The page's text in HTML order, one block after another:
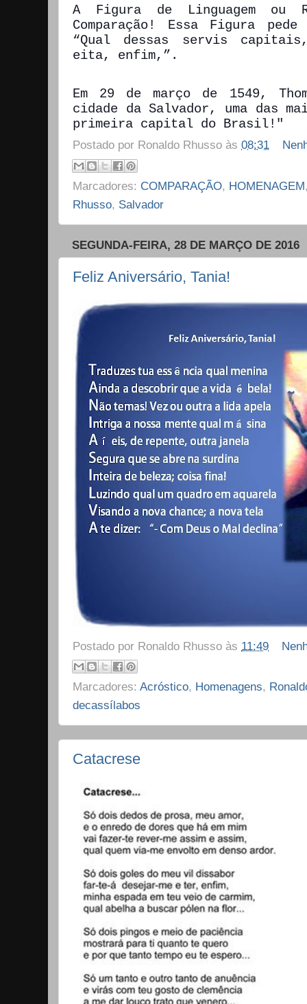
A Figura de Linguagem ou
Comparação! Essa Figura
“Qual dessas servis
eita, enfim,”.
Em 29 de março de 1549,
cidade da Salvador, uma das
primeira capital do Brasil!"
Postado por Ronaldo Rhusso às 08:31
Marcadores: COMPARAÇÃO, HOMENAGEM
Rhusso, Salvador
SEGUNDA-FEIRA, 28 DE MARÇO DE 2016
Feliz Aniversário, Tania!
Postado por Ronaldo Rhusso às 11:49
Marcadores: Acróstico, Homenagens,
decassílabos
Catacrese